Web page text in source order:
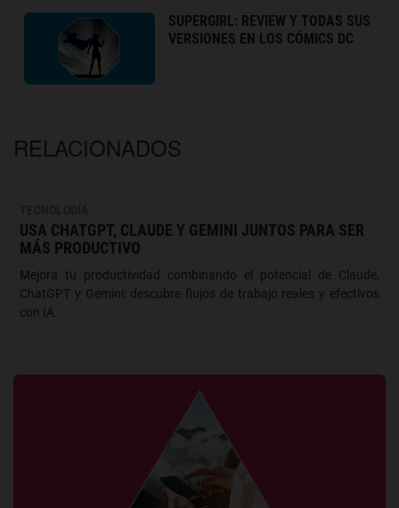
SUPERGIRL: REVIEW Y TODAS SUS
VERSIONES EN LOS CÓMICS DC
RELACIONADOS
USA CHATGPT, CLAUDE Y GEMINI JUNTOS PARA SER
MÁS PRODUCTIVO
Mejora tu productividad combinando el potencial de Claude,
ChatGPT y Gemini: descubre flujos de trabajo reales y efectivos
con IA.